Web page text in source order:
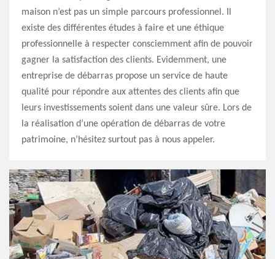
maison n’est pas un simple parcours professionnel. Il
existe des différentes études à faire et une éthique
professionnelle à respecter consciemment afin de pouvoir
gagner la satisfaction des clients. Evidemment, une
entreprise de débarras propose un service de haute
qualité pour répondre aux attentes des clients afin que
leurs investissements soient dans une valeur sûre. Lors de
la réalisation d’une opération de débarras de votre
patrimoine, n’hésitez surtout pas à nous appeler.